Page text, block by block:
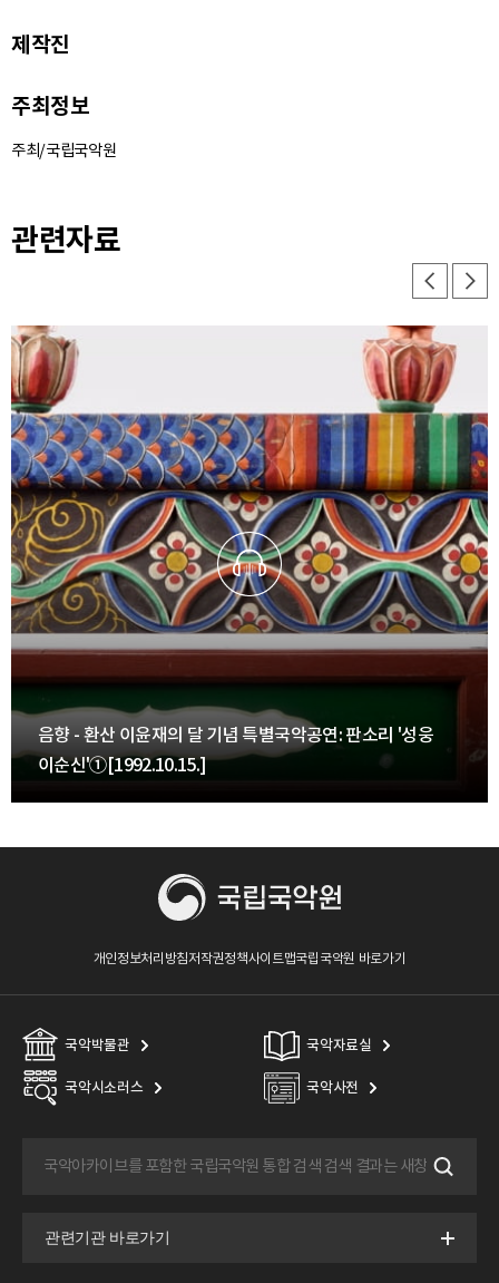
제작진
주최정보
주최/국립국악원
관련자료
음향 - 환산 이윤재의 달 기념 특별국악공연: 판소리 '성웅
이순신'①[1992.10.15.]
개인정보처리방침저작권정책사이트맵국립국악원 바로가기
국악박물관 국악자료실
국악시소러스 국악사전